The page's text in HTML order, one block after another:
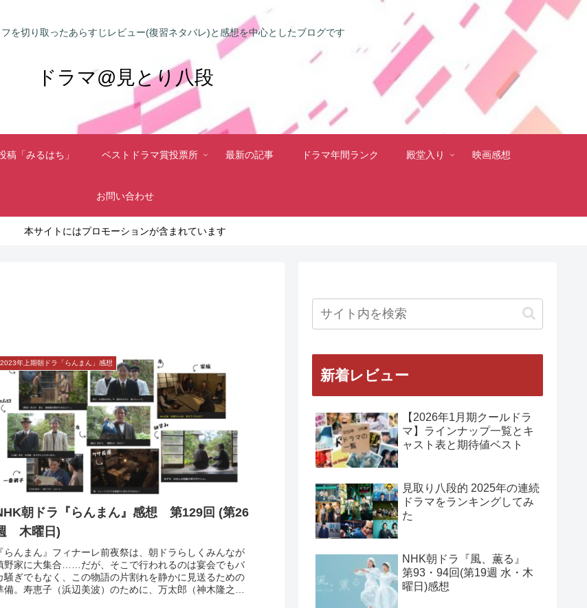
フを切り取ったあらすじレビュー(復習ネタバレ)と感想を中心としたブログです
ドラマ@見とり八段
稿「みるはち」 ベストドラマ賞投票所 最新の記事 ドラマ年間ランク 殿堂入り 映画感想
お問い合わせ
本サイトにはプロモーションが含まれています
2023年上期朝ドラ「らんまん」感想
新着レビュー